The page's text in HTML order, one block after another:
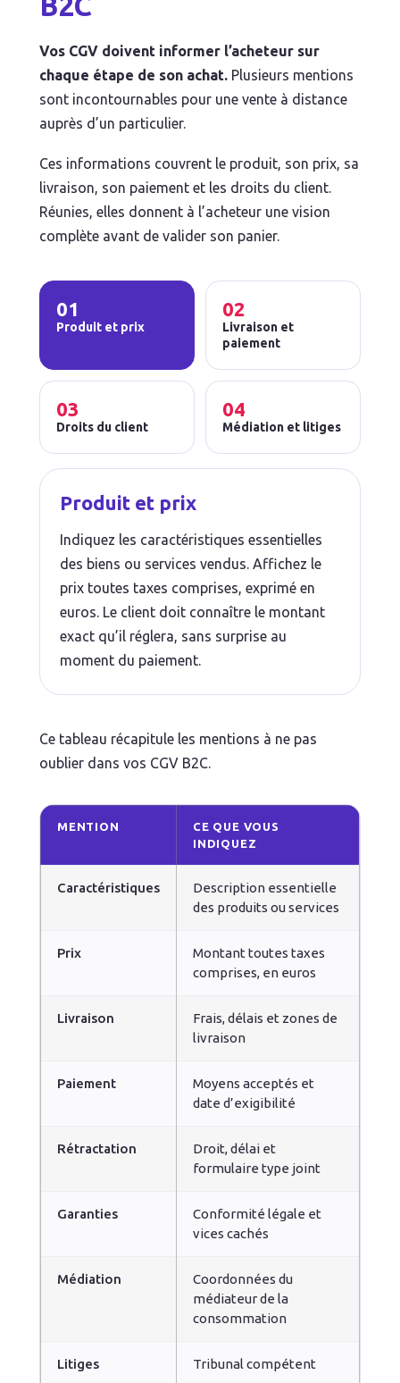
Vos CGV doivent informer l’acheteur sur
chaque étape de son achat. Plusieurs mentions
sont incontournables pour une vente à distance
auprès d’un particulier.
Ces informations couvrent le produit, son prix, sa
livraison, son paiement et les droits du client.
Réunies, elles donnent à l’acheteur une vision
complète avant de valider son panier.
01
Produit et prix
02
Livraison et
paiement
03
Droits du client
04
Médiation et litiges
Produit et prix
Indiquez les caractéristiques essentielles
des biens ou services vendus. Affichez le
prix toutes taxes comprises, exprimé en
euros. Le client doit connaître le montant
exact qu’il réglera, sans surprise au
moment du paiement.
Ce tableau récapitule les mentions à ne pas
oublier dans vos CGV B2C.
MENTION
CE QUE VOUS
INDIQUEZ
Caractéristiques
Description essentielle
des produits ou services
Prix
Montant toutes taxes
comprises, en euros
Livraison
Frais, délais et zones de
livraison
Paiement
Moyens acceptés et
date d’exigibilité
Rétractation
Droit, délai et
formulaire type joint
Garanties
Conformité légale et
vices cachés
Médiation
Coordonnées du
médiateur de la
consommation
Litiges Tribunal compétent